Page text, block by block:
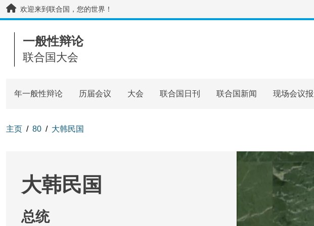
Skip to main content / navigation
欢迎来到联合国，您的世界！
一般性辩论
联合国大会
年一般性辩论 历届会议 大会 联合国日刊 联合国新闻 现场会议
主页 80 大韩民国
大韩民国
总统